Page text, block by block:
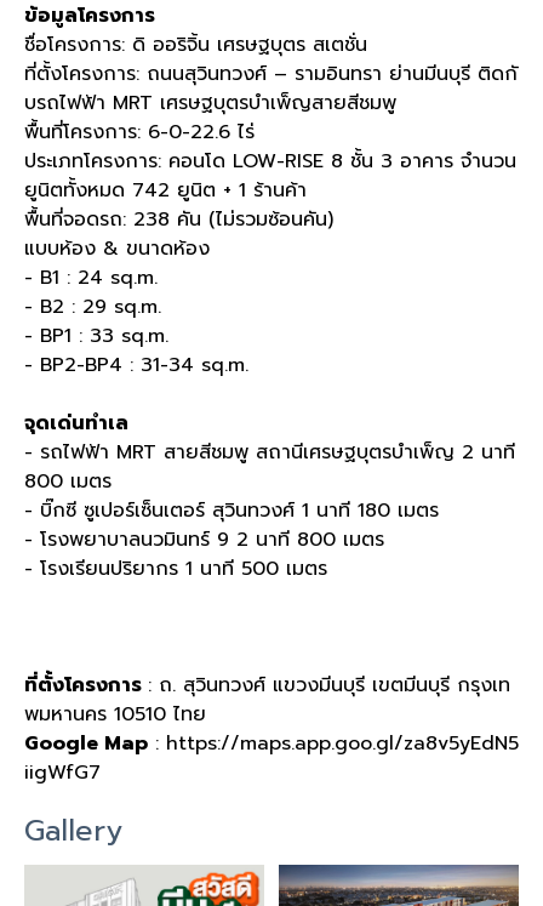
ข้อมูลโครงการ
ชื่อโครงการ: ดิ ออริจิ้น เศรษฐบุตร สเตชั่น
ที่ตั้งโครงการ: ถนนสุวินทวงศ์ – รามอินทรา ย่านมีนบุรี ติดกั
บรถไฟฟ้า MRT เศรษฐบุตรบำเพ็ญสายสีชมพู
พื้นที่โครงการ: 6-0-22.6 ไร่
ประเภทโครงการ: คอนโด LOW-RISE 8 ชั้น 3 อาคาร จำนวน
ยูนิตทั้งหมด 742 ยูนิต + 1 ร้านค้า
พื้นที่จอดรถ: 238 คัน (ไม่รวมซ้อนคัน)
แบบห้อง & ขนาดห้อง
- B1 : 24 sq.m.
- B2 : 29 sq.m.
- BP1 : 33 sq.m.
- BP2-BP4 : 31-34 sq.m.
จุดเด่นทำเล
- รถไฟฟ้า MRT สายสีชมพู สถานีเศรษฐบุตรบำเพ็ญ 2 นาที
800 เมตร
- บิ๊กซี ซูเปอร์เซ็นเตอร์ สุวินทวงศ์ 1 นาที 180 เมตร
- โรงพยาบาลนวมินทร์ 9 2 นาที 800 เมตร
- โรงเรียนปริยากร 1 นาที 500 เมตร
ที่ตั้งโครงการ : ถ. สุวินทวงศ์ แขวงมีนบุรี เขตมีนบุรี กรุงเท
พมหานคร 10510 ไทย
Google Map : https://maps.app.goo.gl/za8v5yEdN5
iigWfG7
Gallery